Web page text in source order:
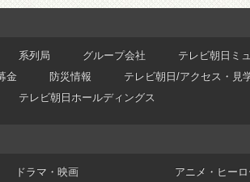
系列局 グループ会社 テレビ朝日ミ
金 防災情報 テレビ朝日/アクセス・見
テレビ朝日ホールディングス
ドラマ・映画 アニメ・ヒーロ